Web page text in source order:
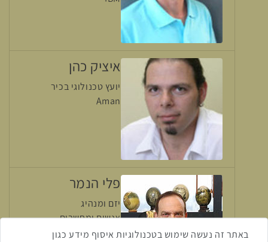
איציק כהן
יועץ טכנולוגי בכיר
Aman
פלי הנמר
יזם ומנהיג
אנשים ומחשבים
באתר זה נעשה שימוש בטכנולוגיות איסוף מידע כגון